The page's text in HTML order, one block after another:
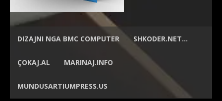
DIZAJNI NGA BMC COMPUTER SHKODER.NET…
ÇOKAJ.AL MARINAJ.INFO
MUNDUSARTIUMPRESS.US